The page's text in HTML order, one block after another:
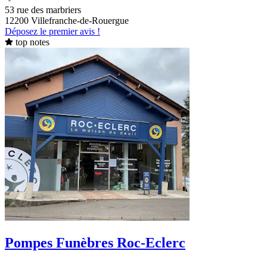
53 rue des marbriers
12200 Villefranche-de-Rouergue
Déposez le premier avis !
top notes
Pompes Funèbres Roc-Eclerc